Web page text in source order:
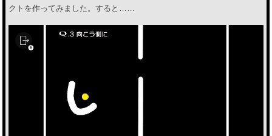
クトを作ってみました。すると……